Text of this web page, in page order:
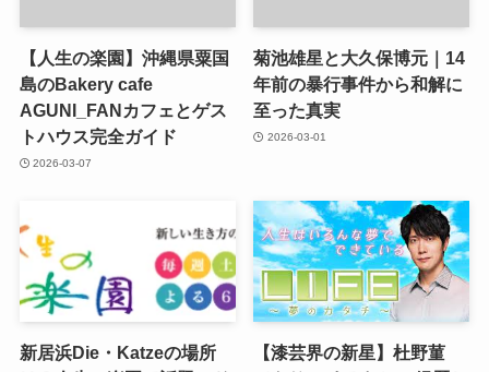
【人生の楽園】沖縄県粟国
島のBakery cafe
AGUNI_FANカフェとゲス
トハウス完全ガイド
2026-03-07
菊池雄星と大久保博元｜14
年前の暴行事件から和解に
至った真実
2026-03-01
新居浜Die・Katzeの場所
【漆芸界の新星】杜野菫